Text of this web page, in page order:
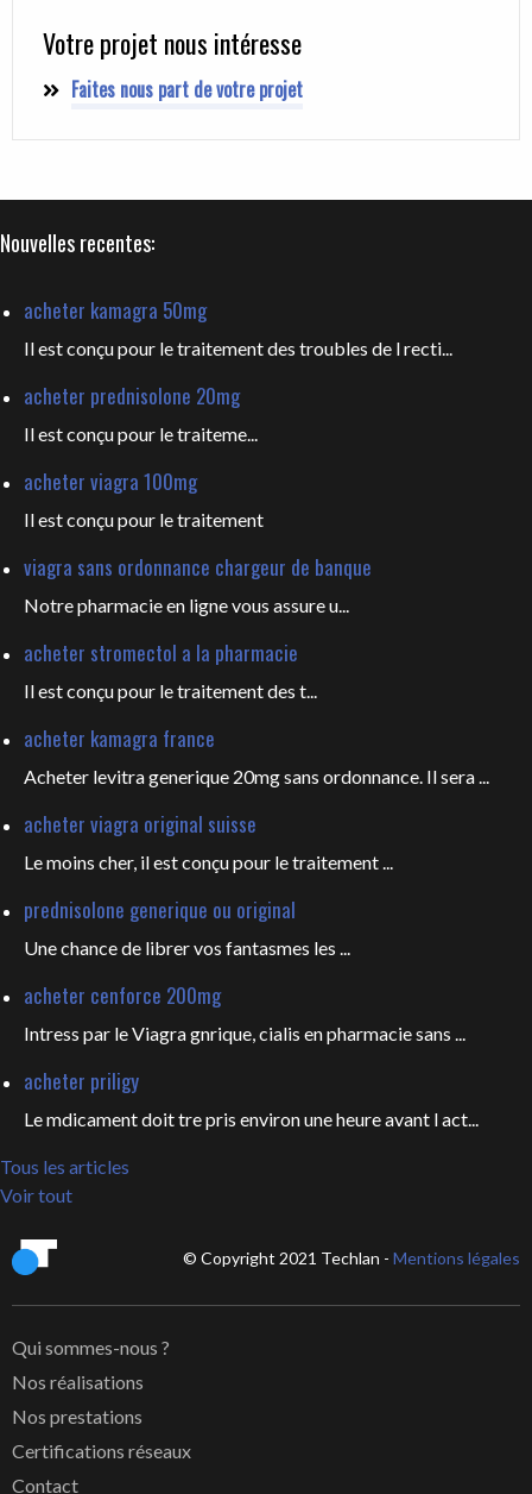
Votre projet nous intéresse
Faites nous part de votre projet
Nouvelles recentes:
acheter kamagra 50mg
Il est conçu pour le traitement des troubles de l recti...
acheter prednisolone 20mg
Il estconçu pour le traiteme...
acheter viagra 100mg
Il estconçu pour le traitement
viagra sans ordonnance chargeur de banque
Notre pharmacie en ligne vous assure u...
acheter stromectol a la pharmacie
Il est conçu pour letraitement des t...
acheter kamagra france
Acheter levitra generique 20mg sans ordonnance. Il sera ...
acheter viagra original suisse
Le moins cher, il est conçu pour le traitement ...
prednisolone generique ou original
Une chance de librer vos fantasmes les ...
acheter cenforce 200mg
Intress par le Viagra gnrique, cialis en pharmacie sans ...
acheter priligy
Le mdicament doit tre pris environ une heure avant l act...
Tous les articles
Voir tout
© Copyright 2021 Techlan - Mentions légales
Qui sommes-nous ?
Nos réalisations
Nos prestations
Certifications réseaux
Contact